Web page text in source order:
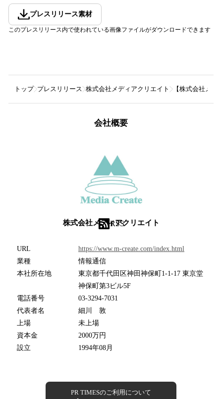
プレスリリース素材
このプレスリリース内で使われている画像ファイルがダウンロードできます
トップ プレスリリース 株式会社メディアクリエイト 【株式会社メデ
会社概要
株式会社メディアクリエイト
RSS
URL
https://www.m-create.com/index.html
業種
情報通信
本社所在地
東京都千代田区神田神保町1-1-17 東京堂
神保町第3ビル5F
電話番号
03-3294-7031
代表者名
細川 敦
上場
未上場
資本金
2000万円
設立
1994年08月
PR TIMESのご利用について